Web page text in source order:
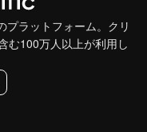
プラットフォーム。クリ
む100万人以上が利用し